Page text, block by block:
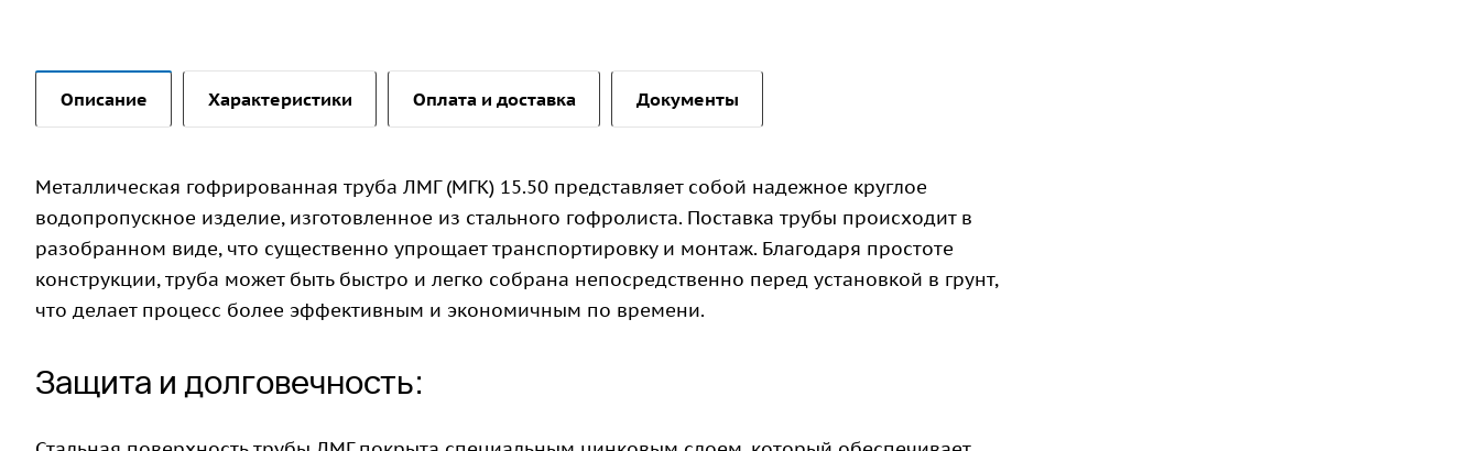
Описание Характеристики Оплата и доставка Документы
Металлическая гофрированная труба ЛМГ (МГК) 15.50 представляет собой надежное круглое
водопропускное изделие, изготовленное из стального гофролиста. Поставка трубы происходит в
разобранном виде, что существенно упрощает транспортировку и монтаж. Благодаря простоте
конструкции, труба может быть быстро и легко собрана непосредственно перед установкой в грунт,
что делает процесс более эффективным и экономичным по времени.
Защита и долговечность: